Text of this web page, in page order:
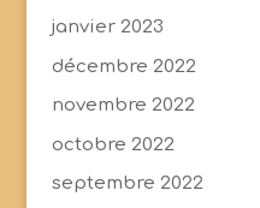
janvier 2023
décembre 2022
novembre 2022
octobre 2022
septembre 2022